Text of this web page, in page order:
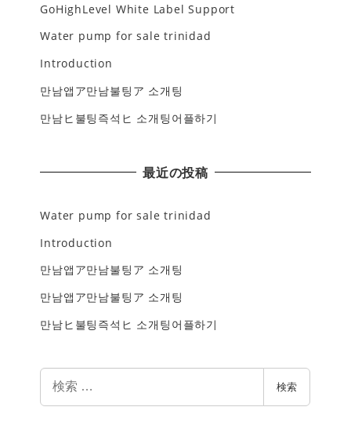
GoHighLevel White Label Support
Water pump for sale trinidad
Introduction
만남앱ア만남불팅ア 소개팅
만남ヒ불팅즉석ヒ 소개팅어플하기
最近の投稿
Water pump for sale trinidad
Introduction
만남앱ア만남불팅ア 소개팅
만남앱ア만남불팅ア 소개팅
만남ヒ불팅즉석ヒ 소개팅어플하기
検索